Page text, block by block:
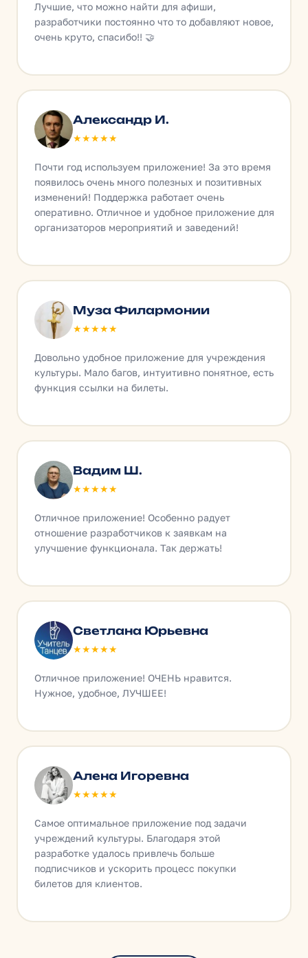
Лучшие, что можно найти для афиши,
разработчики постоянно что то добавляют новое,
очень круто, спасибо!! 🤝
Александр И.
★★★★★
Почти год используем приложение! За это время
появилось очень много полезных и позитивных
изменений! Поддержка работает очень
оперативно. Отличное и удобное приложение для
организаторов мероприятий и заведений!
Муза Филармонии
★★★★★
Довольно удобное приложение для учреждения
культуры. Мало багов, интуитивно понятное, есть
функция ссылки на билеты.
Вадим Ш.
★★★★★
Отличное приложение! Особенно радует
отношение разработчиков к заявкам на
улучшение функционала. Так держать!
Светлана Юрьевна
★★★★★
Отличное приложение! ОЧЕНЬ нравится.
Нужное, удобное, ЛУЧШЕЕ!
Алена Игоревна
★★★★★
Самое оптимальное приложение под задачи
учреждений культуры. Благодаря этой
разработке удалось привлечь больше
подписчиков и ускорить процесс покупки
билетов для клиентов.